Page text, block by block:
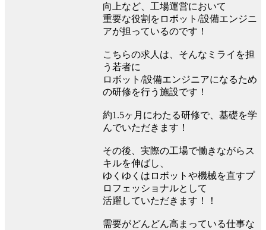
向上など、工場運営において
重要な役割をロボット/設備エンジニ
アが担っているのです！
こちらの求人は、そんなミライを担
う若者に
ロボット/設備エンジニアになるため
の研修を行う施設です！
約1.5ヶ月にわたる研修で、基礎を学
んでいただきます！
その後、実際の工場で働きながらス
キルを伸ばし、
ゆくゆくはロボットや機械を直すプ
ロフェッショナルとして
活躍していただきます！！
需要がどんどん高まっている仕事な